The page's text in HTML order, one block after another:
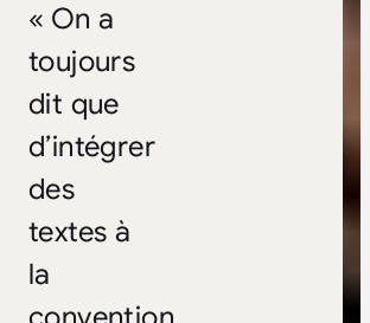
« On a
toujours
dit que
d’intégrer
des
textes à
la